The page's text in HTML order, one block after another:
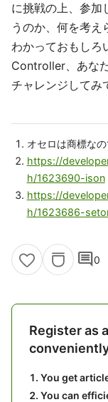
に挑戦の上、参加
うのか、何を考
わかっておもしろ
Controller、あな
チャレンジしてみ
オセロは商標な
https://
h/1623690-ison
https://
h/1623686-
comment0
Register as
You get
You can